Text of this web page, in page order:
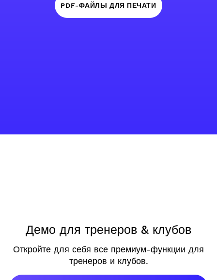
PDF-ФАЙЛЫ ДЛЯ ПЕЧАТИ
Демо для тренеров & клубов
Откройте для себя все премиум-функции для
тренеров и клубов.